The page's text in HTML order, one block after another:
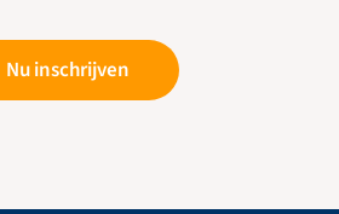
Nu inschrijven